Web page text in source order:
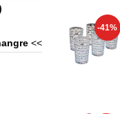
<<
vùng cổ,
Nhật..
-41%